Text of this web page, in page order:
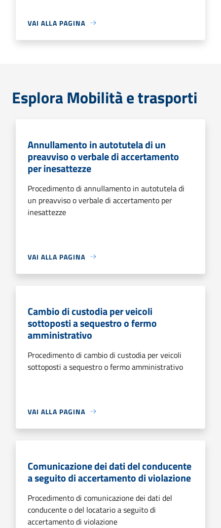
VAI ALLA PAGINA
Esplora Mobilità e trasporti
Annullamento in autotutela di un
preavviso o verbale di accertamento
per inesattezze
Procedimento di annullamento in autotutela di
un preavviso o verbale di accertamento per
inesattezze
VAI ALLA PAGINA
Cambio di custodia per veicoli
sottoposti a sequestro o fermo
amministrativo
Procedimento di cambio di custodia per veicoli
sottoposti a sequestro o fermo amministrativo
VAI ALLA PAGINA
Comunicazione dei dati del conducente
a seguito di accertamento di violazione
Procedimento di comunicazione dei dati del
conducente o del locatario a seguito di
accertamento di violazione